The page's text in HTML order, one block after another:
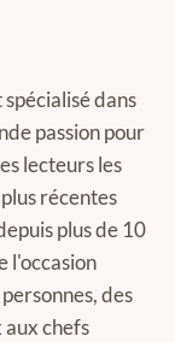
dans
passion pour
lecteurs les
récentes
plus de 10
l'occasion
des
chefs